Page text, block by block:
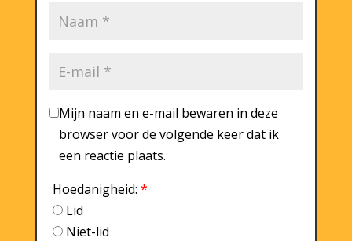
Mijn naam en e-mail bewaren in deze
browser voor de volgende keer dat ik
een reactie plaats.
Hoedanigheid: *
Lid
Niet-lid